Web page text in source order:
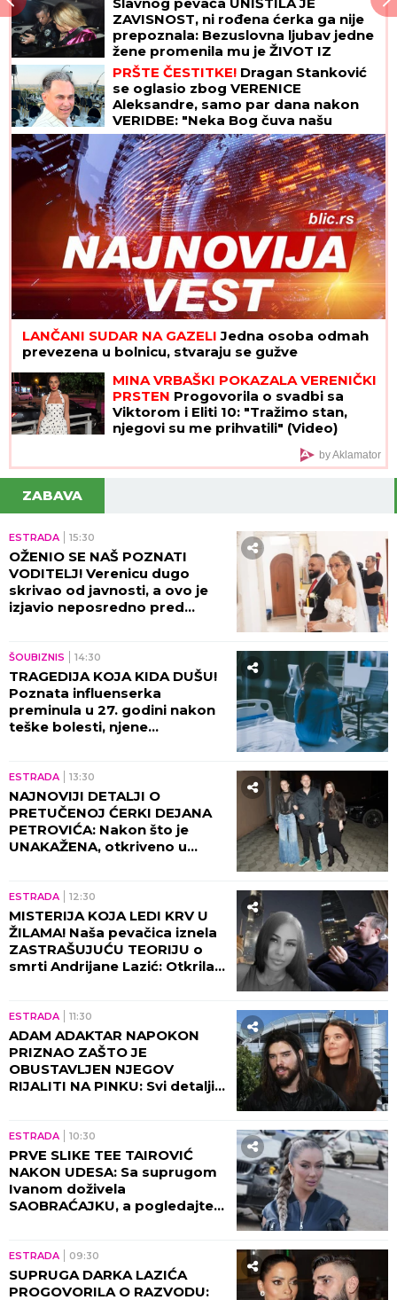
ZAVISNOST, ni rođena ćerka ga nije
prepoznala: Bezuslovna ljubav jedne
žene promenila mu je ŽIVOT IZ
KORENA
PRŠTE ČESTITKE! Dragan Stanković
se oglasio zbog VERENICE
Aleksandre, samo par dana nakon
VERIDBE: "Neka Bog čuva našu
ljubav!"
LANČANI SUDAR NA GAZELI Jedna osoba odmah
prevezena u bolnicu, stvaraju se gužve
MINA VRBAŠKI POKAZALA VERENIČKI
PRSTEN Progovorila o svadbi sa
Viktorom i Eliti 10: "Tražimo stan,
njegovi su me prihvatili" (Video)
by Aklamator
ZABAVA
ESTRADA 15:30
OŽENIO SE NAŠ POZNATI
VODITELJ! Verenicu dugo
skrivao od javnosti, a ovo je
izjavio neposredno pred
ŠOUBIZNIS 14:30
TRAGEDIJA KOJA KIDA DUŠU!
Poznata influenserka
preminula u 27. godini nakon
teške bolesti, njene
ESTRADA 13:30
NAJNOVIJI DETALJI O
PRETUČENOJ ĆERKI DEJANA
PETROVIĆA: Nakon što je
UNAKAŽENA, otkriveno u
ESTRADA 12:30
MISTERIJA KOJA LEDI KRV U
ŽILAMA! Naša pevačica iznela
ZASTRAŠUJUĆU TEORIJU o
smrti Andrijane Lazić: Otkrila
ESTRADA 11:30
ADAM ADAKTAR NAPOKON
PRIZNAO ZAŠTO JE
OBUSTAVLJEN NJEGOV
RIJALITI NA PINKU: Svi detalji
ESTRADA 10:30
PRVE SLIKE TEE TAIROVIĆ
NAKON UDESA: Sa suprugom
Ivanom doživela
SAOBRAĆAJKU, a pogledajte
ESTRADA 09:30
SUPRUGA DARKA LAZIĆA
PROGOVORILA O RAZVODU: